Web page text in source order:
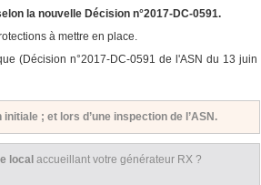
la nouvelle Décision n°2017-DC-0591.
à mettre en place.
(Décision n°2017-DC-0591 de l'ASN du 13 juin
; et lors d’une inspection de l’ASN.
local accueillant votre générateur RX ?